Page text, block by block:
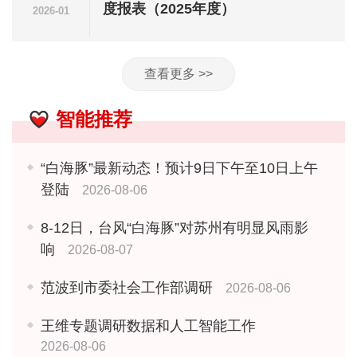
2026-01
度报表（2025年度）
查看更多 >>
智能推荐
“白海豚”最新动态！预计9日下午至10日上午
登陆
2026-08-06
8-12日，台风“白海豚”对苏州有明显风雨影
响
2026-08-07
范波到市委社会工作部调研 2026-08-06
王维专题调研数据和人工智能工作
2026-08-06